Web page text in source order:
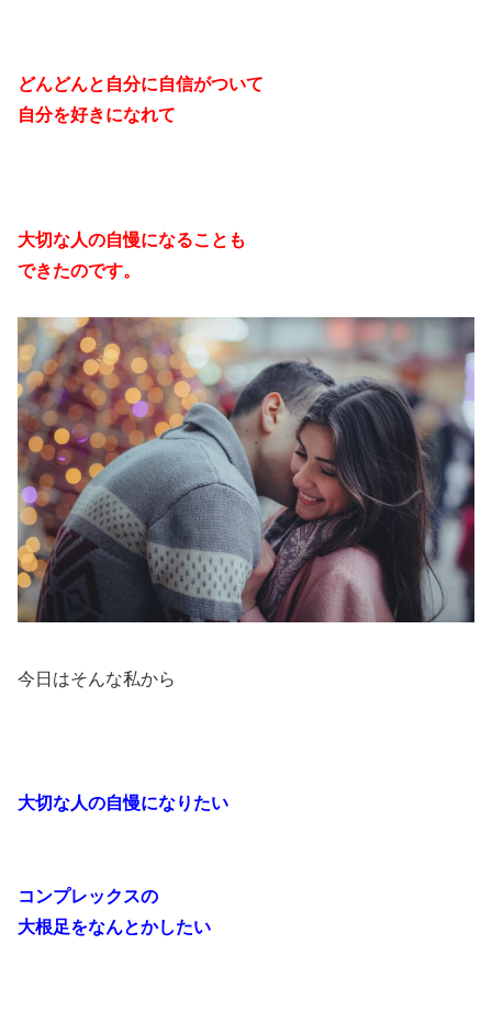
どんどんと自分に自信がついて
自分を好きになれて
大切な人の自慢になることも
できたのです。
今日はそんな私から
大切な人の自慢になりたい
コンプレックスの
大根足をなんとかしたい